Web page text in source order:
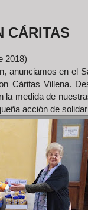
CÁRITAS
2018)
anunciamos en el
Cáritas Villena.
medida de
acción de